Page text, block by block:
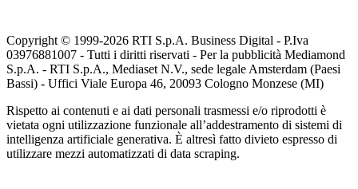
Copyright © 1999-2026 RTI S.p.A. Business Digital - P.Iva
03976881007 - Tutti i diritti riservati - Per la pubblicità Mediamond
S.p.A. - RTI S.p.A., Mediaset N.V., sede legale Amsterdam (Paesi
Bassi) - Uffici Viale Europa 46, 20093 Cologno Monzese (MI)
Rispetto ai contenuti e ai dati personali trasmessi e/o riprodotti è
vietata ogni utilizzazione funzionale all’addestramento di sistemi di
intelligenza artificiale generativa. È altresì fatto divieto espresso di
utilizzare mezzi automatizzati di data scraping.